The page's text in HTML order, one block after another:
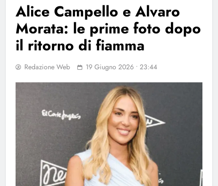
Alice Campello e Alvaro
Morata: le prime foto dopo
il ritorno di fiamma
Redazione Web 19 Giugno 2026 • 23:44